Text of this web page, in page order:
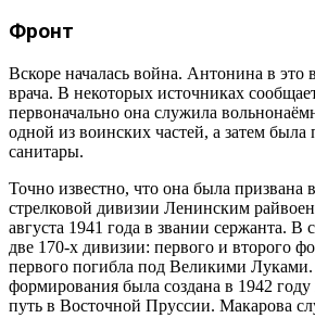
Фронт
Вскоре началась война. Антонина в это
врача. В некоторых источниках
первоначально она служила
одной из воинских частей, а затем была
санитары.
Точно известно, что она была призвана
стрелковой дивизии Ленинским
августа 1941 года в звании сержанта. В
две 170-х дивизии: первого и второго
первого погибла под Великими
формирования была создана в 1942 году
путь в Восточной Пруссии. Макарова